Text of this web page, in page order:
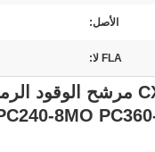
الأصل:
FLA لا:
8MO